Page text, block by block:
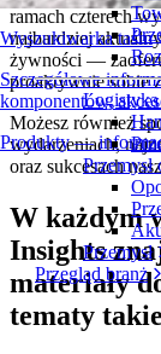
Wyszukiwarka taśm
Szczegółowe
komponentów,
Produkty —
Logistyka
Przemysł
Przegląd branż
ramach czterech
najbardziej
żywności —
proaktywnie sobie
Możesz również
wydarzeniach,
oraz sukcesach
W każdym
Insights
materiały
tematy